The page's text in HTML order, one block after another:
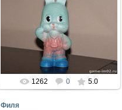
08.08.2017
Герой телепрограммы -
"Спокойной ночи малыши" -
Степашка. Москва Детский мир
1988 год
perepelin
1262 0 5.0
Филя